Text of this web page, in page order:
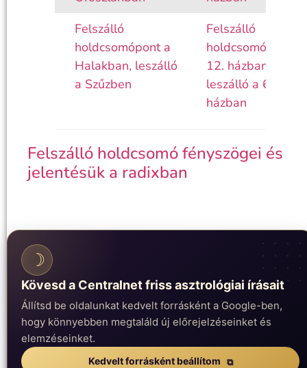
Felszálló
holdcsomópont a
Halakban, leszálló
a Szűzben
Felszálló
holdcsomópont a
12. házban,
leszálló a 6.
házban
Felszálló holdcsomó fényszögei és
jelentésük a radixban
☽
Kövesd a Centralnet friss asztrológiai írásait
Állítsd be oldalunkat kedvelt forrásként a Google-ben,
hogy könnyebben megtaláld új előrejelzéseinket és
elemzéseinket.
Kedvelt forrásként beállítom